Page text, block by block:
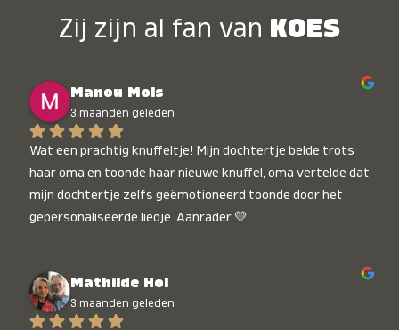
Zij zijn al fan van KOES
Manou Mols
3 maanden geleden
Wat een prachtig knuffeltje! Mijn dochtertje belde trots
haar oma en toonde haar nieuwe knuffel, oma vertelde dat
mijn dochtertje zelfs geëmotioneerd toonde door het
gepersonaliseerde liedje. Aanrader 💛
Mathilde Hol
3 maanden geleden